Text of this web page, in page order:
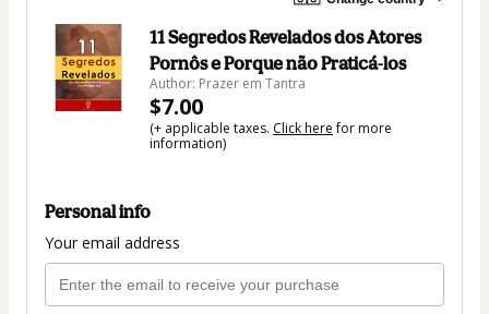
11 Segredos Revelados dos Atores
Pornôs e Porque não Praticá-los
Author: Prazer em Tantra
$7.00
(+ applicable taxes. Click herefor more
information)
Personal info
Your email address